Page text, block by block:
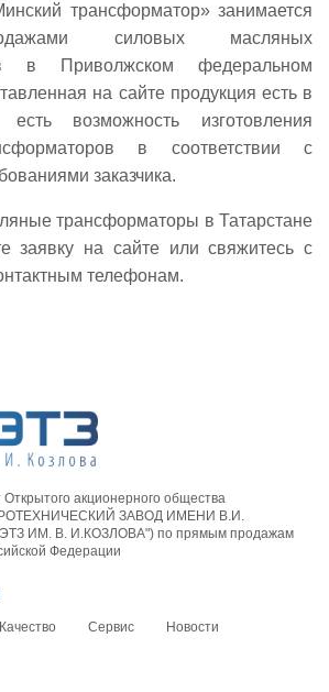
трансформатор» занимается
силовых масляных
в Приволжском федеральном
на сайте продукция есть в
возможность изготовления
в соответствии с
заказчика.
трансформаторы в Татарстане
заявку на сайте или свяжитесь с
телефонам.
акционерного общества
ЗАВОД ИМЕНИ В.И.
ИМ. В. И.КОЗЛОВА") по прямым продажам
Федерации
Качество Сервис Новости